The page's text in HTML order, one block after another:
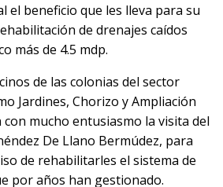
el beneficio que les lleva para su
de drenajes caídos
más de 4.5 mdp.
de las colonias del sector
Jardines, Chorizo y Ampliación
mucho entusiasmo la visita del
De Llano Bermúdez, para
de rehabilitarles el sistema de
por años han gestionado.